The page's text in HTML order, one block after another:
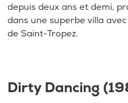
depuis deux ans et demi,
dans une superbe villa
de Saint-Tropez.
Dirty Dancing